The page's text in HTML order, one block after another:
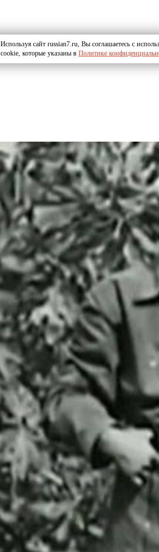
Используя сайт russian7.ru, Вы соглашаетесь с
cookie, которые указаны в Политике